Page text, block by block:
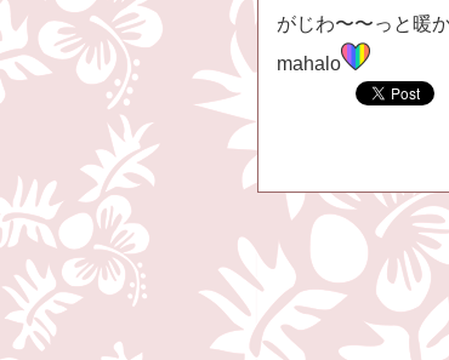
がじわ〜〜っと暖
mahalo